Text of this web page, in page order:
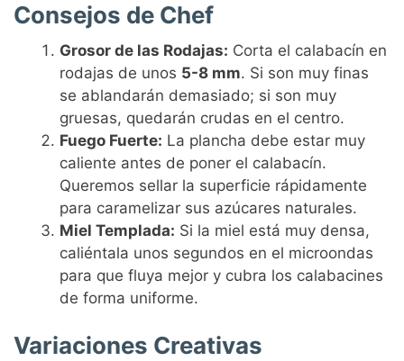
Consejos de Chef
Grosor de las Rodajas: Corta el calabacín en
rodajas de unos 5-8 mm. Si son muy finas
se ablandarán demasiado; si son muy
gruesas, quedarán crudas en el centro.
Fuego Fuerte: La plancha debe estar muy
caliente antes de poner el calabacín.
Queremos sellar la superficie rápidamente
para caramelizar sus azúcares naturales.
Miel Templada: Si la miel está muy densa,
caliéntala unos segundos en el microondas
para que fluya mejor y cubra los calabacines
de forma uniforme.
Variaciones Creativas